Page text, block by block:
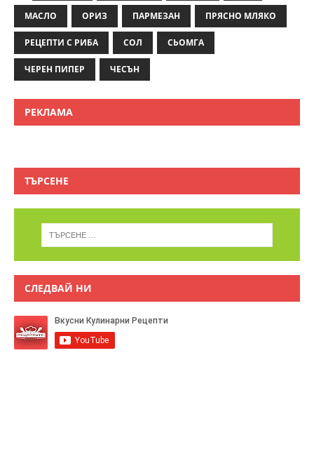
МАСЛО ОРИЗ ПАРМЕЗАН ПРЯСНО МЛЯКО
РЕЦЕПТИ С РИБА СОЛ СЬОМГА
ЧЕРЕН ПИПЕР ЧЕСЪН
РЕКЛАМА
ТЪРСЕНЕ
СЛЕДВАЙ НИ